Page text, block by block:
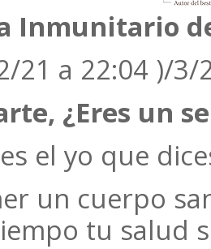
Inmunitario
21 a 22:04 )/3/
¿Eres un
el yo que
un cuerpo
tu salud